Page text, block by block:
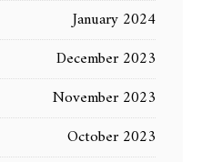
January 2024
December 2023
November 2023
October 2023